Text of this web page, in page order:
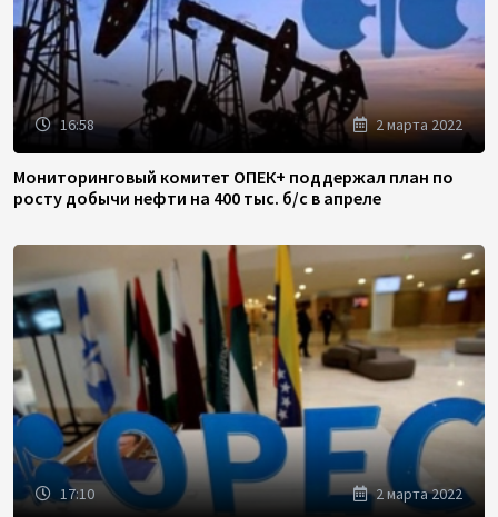
16:58 2 марта 2022
Мониторинговый комитет ОПЕК+ поддержал план по
росту добычи нефти на 400 тыс. б/с в апреле
17:10 2 марта 2022